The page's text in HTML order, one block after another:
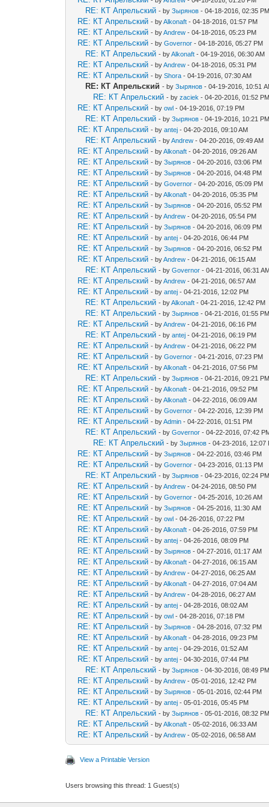
RE: КТ Апрельский - byЗырянов - 04-18-2016, 02:35 PM
RE: КТ Апрельский - byAlkonaft - 04-18-2016, 01:57 PM
RE: КТ Апрельский - byAndrew - 04-18-2016, 05:23 PM
RE: КТ Апрельский - byGovernor - 04-18-2016, 05:27 PM
RE: КТ Апрельский - byAlkonaft - 04-19-2016, 06:30 AM
RE: КТ Апрельский - byAndrew - 04-18-2016, 05:31 PM
RE: КТ Апрельский - byShora - 04-19-2016, 07:30 AM
RE: КТ Апрельский - byЗырянов - 04-19-2016, 10:51
RE: КТ Апрельский - byzaciek - 04-20-2016, 01:52 PM
RE: КТ Апрельский - byowl - 04-19-2016, 07:19 PM
RE: КТ Апрельский - byЗырянов - 04-19-2016, 10:21 PM
RE: КТ Апрельский - byantej - 04-20-2016, 09:10 AM
RE: КТ Апрельский - byAndrew - 04-20-2016, 09:49 AM
RE: КТ Апрельский - byAlkonaft - 04-20-2016, 09:26 AM
RE: КТ Апрельский - byЗырянов - 04-20-2016, 03:06 PM
RE: КТ Апрельский - byЗырянов - 04-20-2016, 04:48 PM
RE: КТ Апрельский - byGovernor - 04-20-2016, 05:09 PM
RE: КТ Апрельский - byAlkonaft - 04-20-2016, 05:35 PM
RE: КТ Апрельский - byЗырянов - 04-20-2016, 05:52 PM
RE: КТ Апрельский - byAndrew - 04-20-2016, 05:54 PM
RE: КТ Апрельский - byЗырянов - 04-20-2016, 06:09 PM
RE: КТ Апрельский - byantej - 04-20-2016, 06:44 PM
RE: КТ Апрельский - byЗырянов - 04-20-2016, 06:52 PM
RE: КТ Апрельский - byAndrew - 04-21-2016, 06:15 AM
RE: КТ Апрельский - byGovernor - 04-21-2016, 06:31
RE: КТ Апрельский - byAndrew - 04-21-2016, 06:57 AM
RE: КТ Апрельский - byantej - 04-21-2016, 12:02 PM
RE: КТ Апрельский - byAlkonaft - 04-21-2016, 12:42 PM
RE: КТ Апрельский - byЗырянов - 04-21-2016, 01:55 PM
RE: КТ Апрельский - byAndrew - 04-21-2016, 06:16 PM
RE: КТ Апрельский - byantej - 04-21-2016, 06:19 PM
RE: КТ Апрельский - byAndrew - 04-21-2016, 06:22 PM
RE: КТ Апрельский - byGovernor - 04-21-2016, 07:23 PM
RE: КТ Апрельский - byAlkonaft - 04-21-2016, 07:56 PM
RE: КТ Апрельский - byЗырянов - 04-21-2016, 09:21 PM
RE: КТ Апрельский - byAlkonaft - 04-21-2016, 09:52 PM
RE: КТ Апрельский - byAlkonaft - 04-22-2016, 06:09 AM
RE: КТ Апрельский - byGovernor - 04-22-2016, 12:39 PM
RE: КТ Апрельский - byAdmin - 04-22-2016, 01:51 PM
RE: КТ Апрельский - byGovernor - 04-22-2016, 07:42
RE: КТ Апрельский - byЗырянов - 04-23-2016, 12:07
RE: КТ Апрельский - byЗырянов - 04-22-2016, 03:46 PM
RE: КТ Апрельский - byGovernor - 04-23-2016, 01:13 PM
RE: КТ Апрельский - byЗырянов - 04-23-2016, 02:24 PM
RE: КТ Апрельский - byAndrew - 04-24-2016, 08:50 PM
RE: КТ Апрельский - byGovernor - 04-25-2016, 10:26 AM
RE: КТ Апрельский - byЗырянов - 04-25-2016, 11:30 AM
RE: КТ Апрельский - byowl - 04-26-2016, 07:22 PM
RE: КТ Апрельский - byAlkonaft - 04-26-2016, 07:59 PM
RE: КТ Апрельский - byantej - 04-26-2016, 08:09 PM
RE: КТ Апрельский - byЗырянов - 04-27-2016, 01:17 AM
RE: КТ Апрельский - byAlkonaft - 04-27-2016, 06:15 AM
RE: КТ Апрельский - byAndrew - 04-27-2016, 06:25 AM
RE: КТ Апрельский - byAlkonaft - 04-27-2016, 07:04 AM
RE: КТ Апрельский - byAndrew - 04-28-2016, 06:27 AM
RE: КТ Апрельский - byantej - 04-28-2016, 08:02 AM
RE: КТ Апрельский - byowl - 04-28-2016, 07:18 PM
RE: КТ Апрельский - byЗырянов - 04-28-2016, 07:32 PM
RE: КТ Апрельский - byAlkonaft - 04-28-2016, 09:23 PM
RE: КТ Апрельский - byantej - 04-29-2016, 01:52 AM
RE: КТ Апрельский - byantej - 04-30-2016, 07:44 PM
RE: КТ Апрельский - byЗырянов - 04-30-2016, 08:49 PM
RE: КТ Апрельский - byAndrew - 05-01-2016, 12:42 PM
RE: КТ Апрельский - byЗырянов - 05-01-2016, 02:44 PM
RE: КТ Апрельский - byantej - 05-01-2016, 05:45 PM
RE: КТ Апрельский - byЗырянов - 05-01-2016, 08:32 PM
RE: КТ Апрельский - byAlkonaft - 05-02-2016, 06:33 AM
RE: КТ Апрельский - byAndrew - 05-02-2016, 06:58 AM
View a Printable Version
Users browsing this thread: 1 Guest(s)